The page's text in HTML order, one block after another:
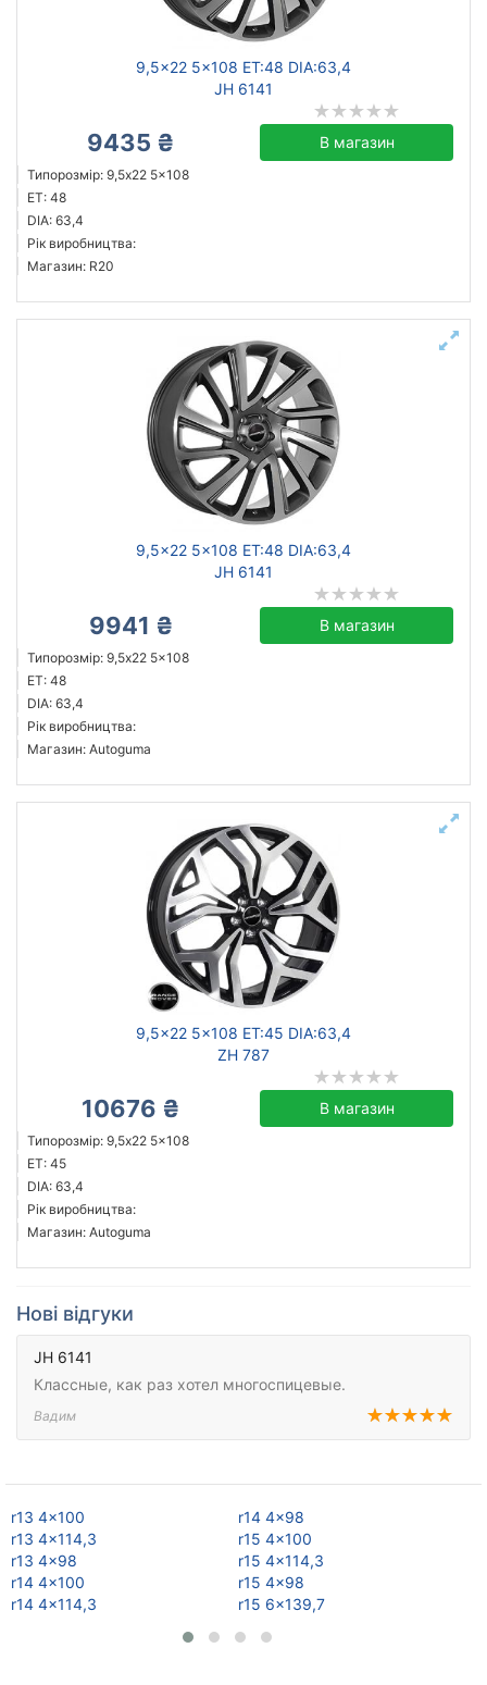
9,5x22 5x108 ET:48 DIA:63,4
JH 6141
9435 ₴ В магазин
Типорозмір: 9,5x22 5x108
ET: 48
DIA: 63,4
Рік виробництва:
Магазин: R20
9,5x22 5x108 ET:48 DIA:63,4
JH 6141
9941 ₴ В магазин
Типорозмір: 9,5x22 5x108
ET: 48
DIA: 63,4
Рік виробництва:
Магазин: Autoguma
9,5x22 5x108 ET:45 DIA:63,4
ZH 787
10676 ₴ В магазин
Типорозмір: 9,5x22 5x108
ET: 45
DIA: 63,4
Рік виробництва:
Магазин: Autoguma
Нові відгуки
JH 6141
Классные, как раз хотел многоспицевые.
Вадим
r13 4x100
r13 4x114,3
r13 4x98
r14 4x100
r14 4x114,3
r14 4x98
r15 4x100
r15 4x114,3
r15 4x98
r15 6x139,7